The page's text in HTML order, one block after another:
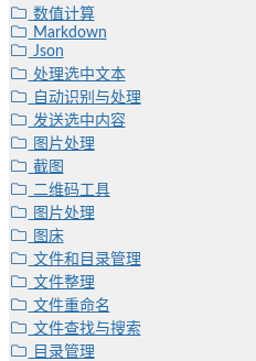
数值计算
Markdown
Json
处理选中文本
自动识别与处理
发送选中内容
图片处理
截图
二维码工具
图片处理
图床
文件和目录管理
文件整理
文件重命名
文件查找与搜索
目录管理